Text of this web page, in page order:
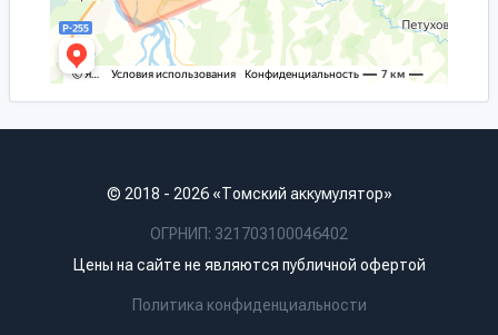
© 2018 - 2026 «Томский аккумулятор»
ОГРНИП: 321703100046402
Цены на сайте не являются публичной офертой
Политика конфиденциальности